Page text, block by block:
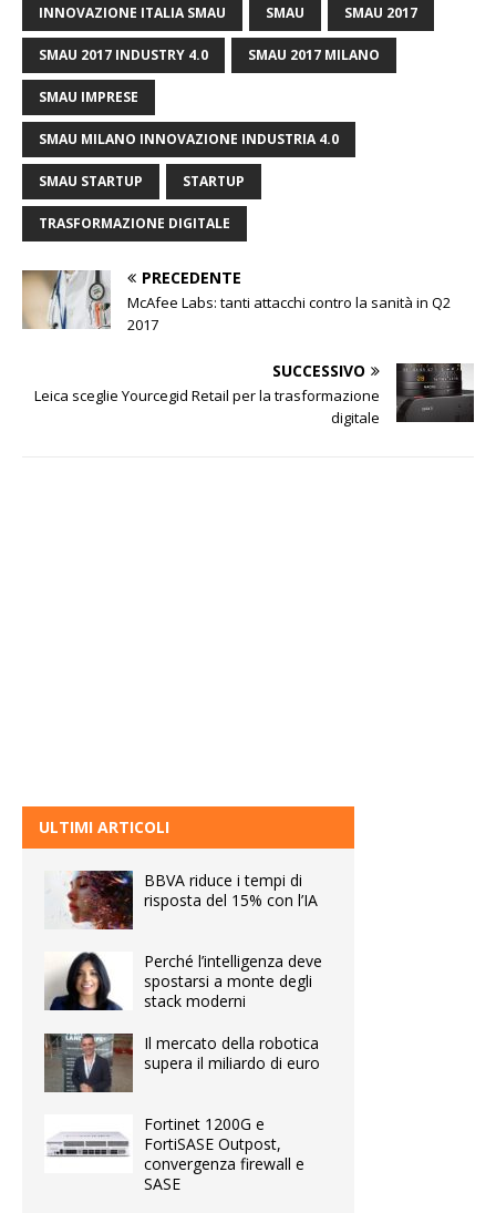
INNOVAZIONE ITALIA SMAU SMAU SMAU 2017
SMAU 2017 INDUSTRY 4.0 SMAU 2017 MILANO
SMAU IMPRESE
SMAU MILANO INNOVAZIONE INDUSTRIA 4.0
SMAU STARTUP STARTUP
TRASFORMAZIONE DIGITALE
PRECEDENTE
McAfee Labs: tanti attacchi contro la sanità in Q2
2017
SUCCESSIVO
Leica sceglie Yourcegid Retail per la trasformazione
digitale
ULTIMI ARTICOLI
BBVA riduce i tempi di
risposta del 15% con l’IA
Perché l’intelligenza deve
spostarsi a monte degli
stack moderni
Il mercato della robotica
supera il miliardo di euro
Fortinet 1200G e
FortiSASE Outpost,
convergenza firewall e
SASE